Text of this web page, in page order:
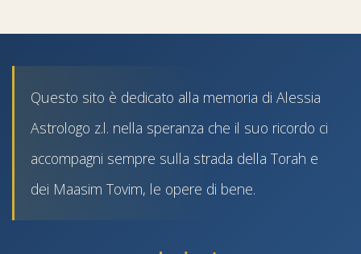
Questo sito è dedicato alla memoria di Alessia
Astrologo z.l. nella speranza che il suo ricordo ci
accompagni sempre sulla strada della Torah e
dei Maasim Tovim, le opere di bene.